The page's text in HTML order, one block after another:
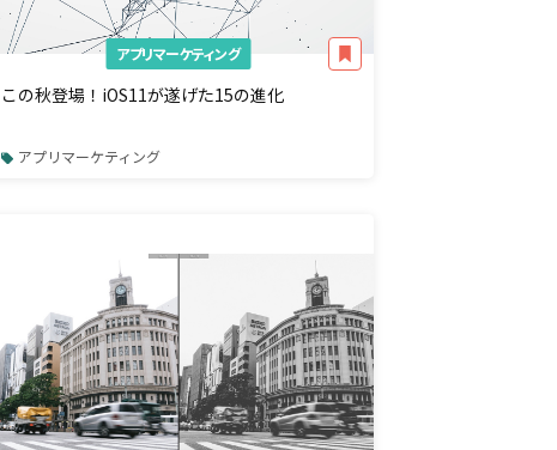
アプリマーケティング
この秋登場！iOS11が遂げた15の進化
アプリマーケティング